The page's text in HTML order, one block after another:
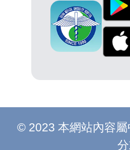
© 2023 本網站內容